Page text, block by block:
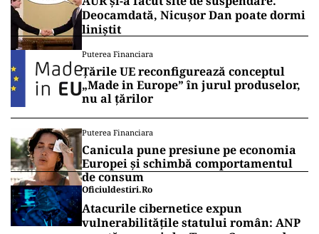
Deocamdată, Nicușor Dan poate dormi
liniștit
Puterea Financiara
Țările UE reconfigurează conceptul
„Made in Europe” în jurul produselor,
nu al țărilor
Puterea Financiara
Canicula pune presiune pe economia
Europei și schimbă comportamentul
de consum
Oficiuldestiri.ro
Atacurile cibernetice expun
vulnerabilitățile statului român: ANP